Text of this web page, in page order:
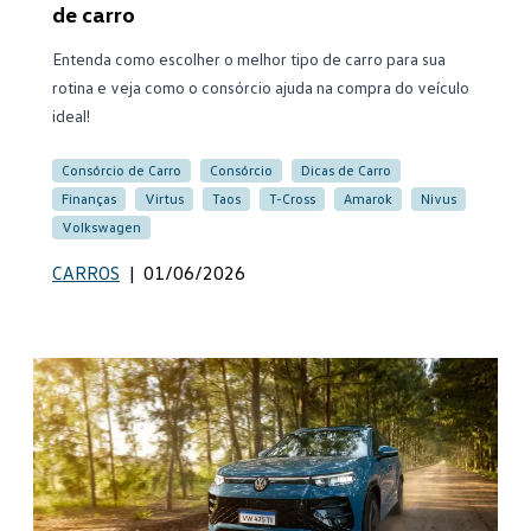
de carro
Entenda como escolher o melhor tipo de carro para sua
rotina e veja como o consórcio ajuda na compra do veículo
ideal!
Consórcio de Carro Consórcio
Dicas de Carro
Finanças
Virtus Taos T-Cross Amarok
Nivus
Volkswagen
CARROS | 01/06/2026